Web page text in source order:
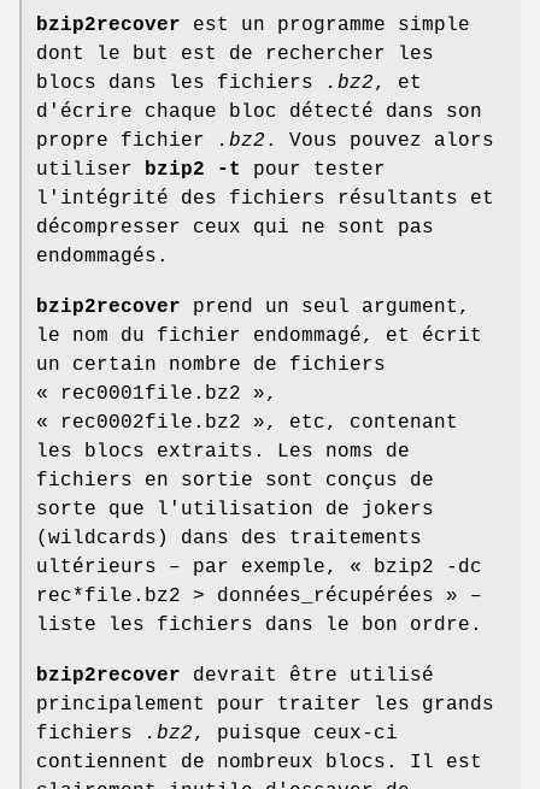
bzip2recover est un programme simple
dont le but est de rechercher les
blocs dans les fichiers
.bz2, et
d'écrire chaque bloc détecté dans son
propre fichier
.bz2 . Vous pouvez alors
utiliser bzip2 -t
pour tester
l'intégrité des fichiers résultants et
décompresser ceux qui ne sont pas
endommagés.
bzip2recover prend un seul argument,
le nom du fichier endommagé, et écrit
un certain nombre de fichiers
« rec0001file.bz2 »,
« rec0002file.bz2 », etc, contenant
les blocs extraits. Les noms de
fichiers en sortie sont conçus de
sorte que l'utilisation de jokers
(wildcards) dans des traitements
ultérieurs – par exemple, « bzip2 -dc
rec*file.bz2 > données_récupérées » –
liste les fichiers dans le bon ordre.
bzip2recover devrait être utilisé
principalement pour traiter les grands
fichiers
.bz2, puisque ceux-ci
contiennent de nombreux blocs. Il est